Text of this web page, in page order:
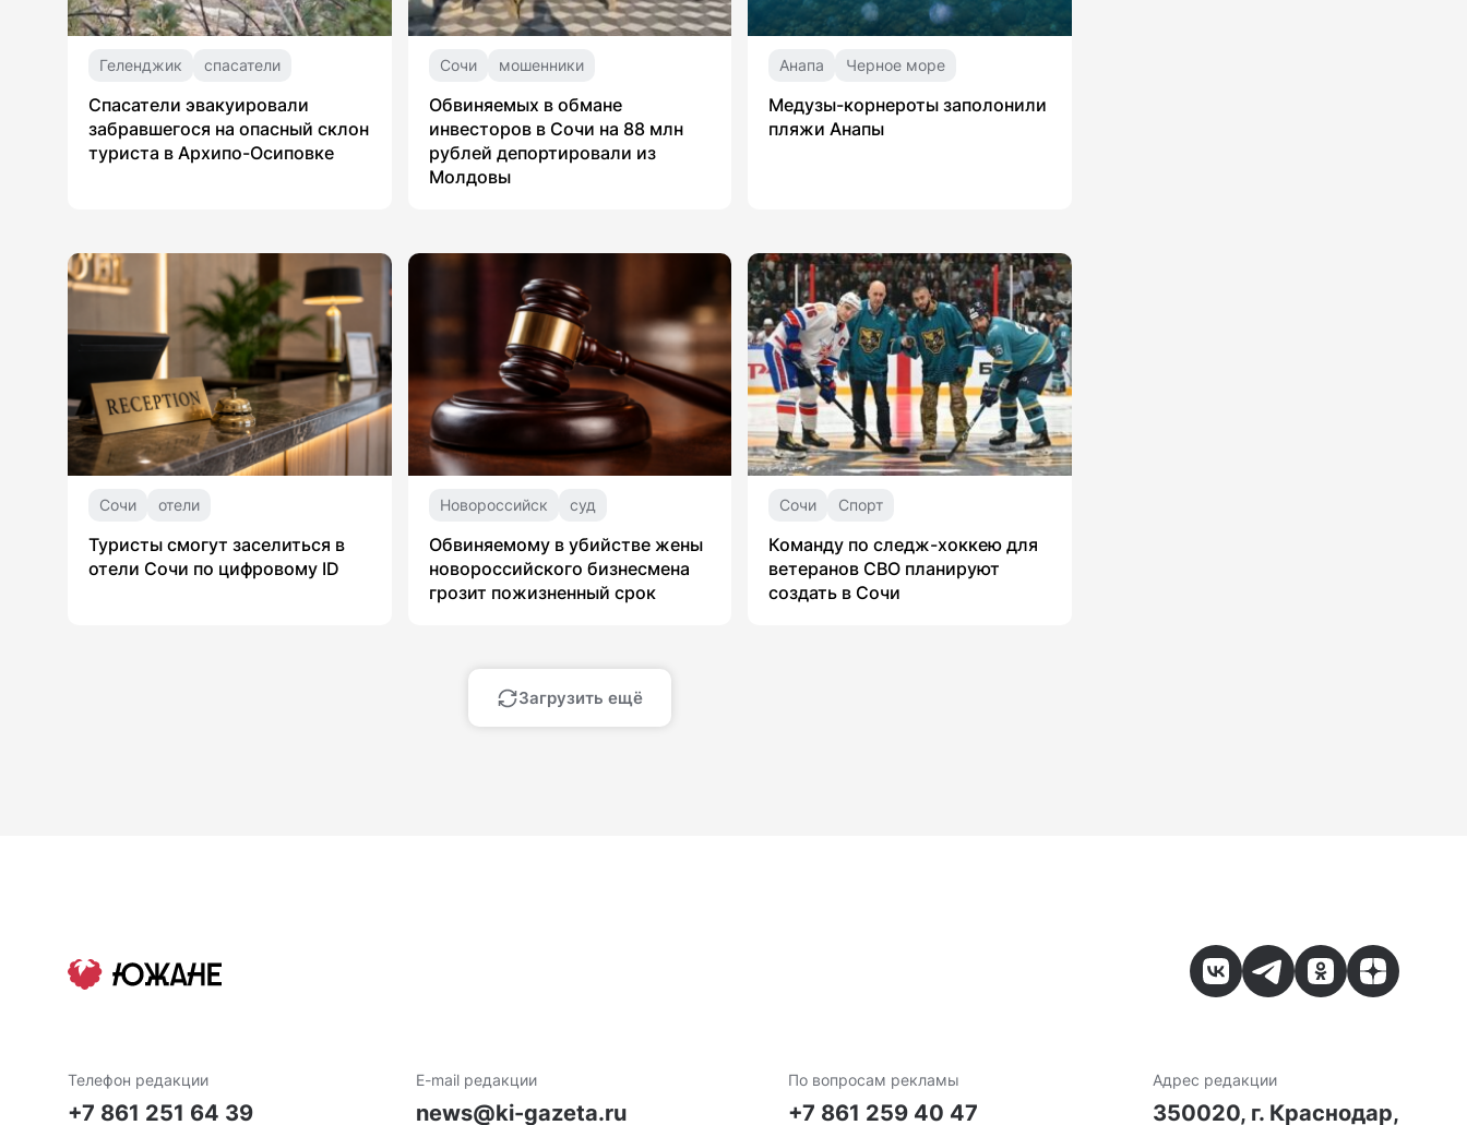
Геленджик спасатели
Спасатели эвакуировали
забравшегося на опасный склон
туриста в Архипо-Осиповке
Сочи мошенники
Обвиняемых в обмане
инвесторов в Сочи на 88 млн
рублей депортировали из
Молдовы
Анапа Черное море
Медузы-корнероты заполонили
пляжи Анапы
Сочи отели
Туристы смогут заселиться в
отели Сочи по цифровому ID
Новороссийск суд
Обвиняемому в убийстве жены
новороссийского бизнесмена
грозит пожизненный срок
Сочи Спорт
Команду по следж-хоккею для
ветеранов СВО планируют
создать в Сочи
Загрузить ещё
Телефон редакции
+7 861 251 64 39
E-mail редакции
news@ki-gazeta.ru
По вопросам рекламы
+7 861 259 40 47
Адрес редакции
350020, г. Краснодар,